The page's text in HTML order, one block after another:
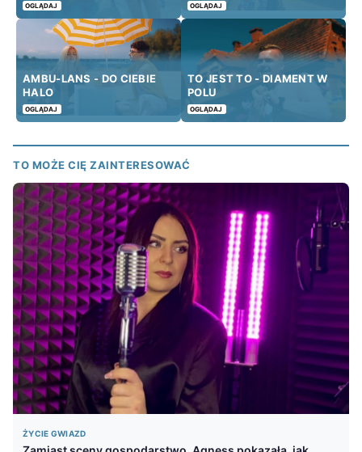
OGLĄDAJ OGLĄDAJ
AMBU-LANS - DO CIEBIE
HALO
OGLĄDAJ
TO JEST TO - DIAMENT W
POLU
OGLĄDAJ
TO MOŻE CIĘ ZAINTERESOWAĆ
ŻYCIE GWIAZD